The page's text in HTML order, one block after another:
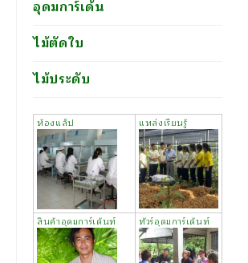
อุดมการ์เด้น
ไม้ตัดใบ
ไม้ประดับ
ห้องแล็ป แหล่งเรียนรู้
สินค้าอุดมการ์เด้นท์ ทัวร์อุดมการ์เด้นท์